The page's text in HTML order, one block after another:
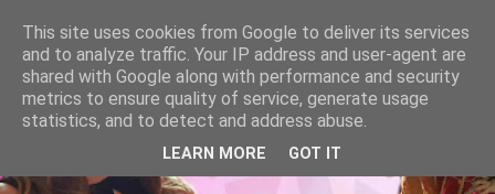
This site uses cookies from Google to deliver its services
and to analyze traffic. Your IP address and user-agent are
shared with Google along with performance and security
metrics to ensure quality of service, generate usage
statistics, and to detect and address abuse.
LEARN MORE GOT IT